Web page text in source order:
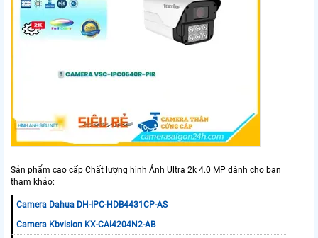
Sản phẩm cao cấp Chất lượng hình Ảnh Ultra 2k 4.0 MP dành cho bạn
tham khảo:
Camera Dahua DH-IPC-HDB4431CP-AS
Camera Kbvision KX-CAi4204N2-AB